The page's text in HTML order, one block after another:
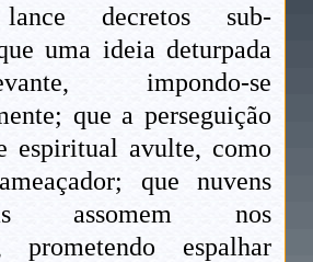
decretos sub-
uma ideia deturpada
impondo-se
que a perseguição
espiritual avulte, como
que nuvens
assomem nos
prometendo espalhar